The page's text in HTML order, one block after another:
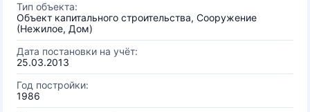
Тип объекта:
Объект капитального строительства, Сооружение
(Нежилое, Дом)
Дата постановки на учёт:
25.03.2013
Год постройки:
1986